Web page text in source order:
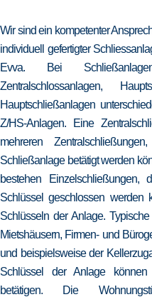
Wir sind ein kompetenter
individuell gefertigter
Evva. Bei
Zentralschlossanlagen,
Hauptschließanlagen
Z/HS-Anlagen. Eine
mehreren
Schließanlage betätigt werden
bestehen
Schlüssel geschlossen
Schlüsseln der Anlage.
Mietshäusern, Firmen- und
und beispielsweise der
Schlüssel der Anlage
betätigen. Die